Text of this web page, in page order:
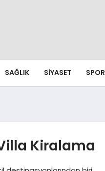
SAĞLIK SIYASET SPOR
Kiralama